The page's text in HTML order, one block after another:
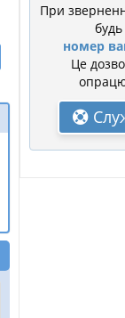
При
будь
номер
Це